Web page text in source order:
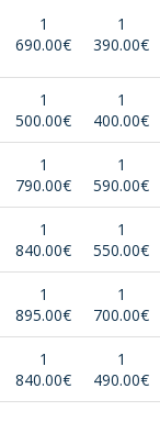
1
690.00€
1
390.00€
1
500.00€
1
400.00€
1
790.00€
1
590.00€
1
840.00€
1
550.00€
1
895.00€
1
700.00€
1
840.00€
1
490.00€